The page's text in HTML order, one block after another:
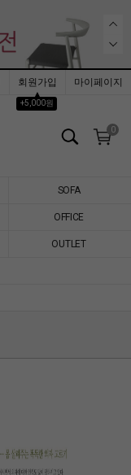
회원가입
▲
+5,000원
마이페이지
0
SOFA
OFFICE
OUTLET